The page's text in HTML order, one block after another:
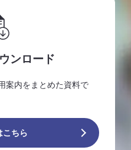
ンロード
案内をまとめた資料で
こちら